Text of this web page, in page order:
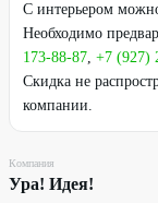
С интерьером
Необходимо
173-88-87, +7 (927)
Скидка не
компании.
Компания
Ура! Идея!